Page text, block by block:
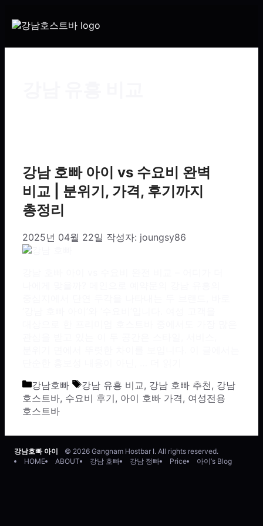
강남 호빠 아이 vs 수요비 완벽
비교 | 분위기, 가격, 후기까지
총정리
2025년 04월 22일 작성자: joungsy86
카테고리
강남호빠 태그
강남 유흥 비교, 강남 호빠 추천, 강남
호스트바, 수요비 후기, 아이 호빠 가격, 여성전용
호스트바
강남호빠 아이
© 2026 Gangnam Hostbar I. All rights reserved.
HOME
ABOUT 강남 호빠 강남 정빠 Price 아이’s Blog